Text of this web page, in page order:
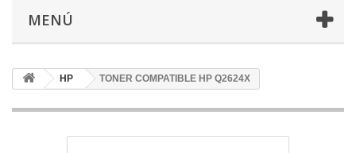
MENÚ
HP TONER COMPATIBLE HP Q2624X